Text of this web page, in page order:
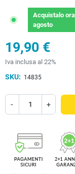
Acquistalo ora
agosto
19,90 €
Iva inclusa al 22%
SKU: 14835
- +